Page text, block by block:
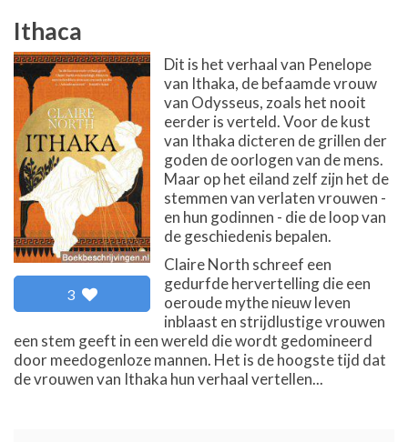
Ithaca
3
Dit is het verhaal van Penelope
van Ithaka, de befaamde vrouw
van Odysseus, zoals het nooit
eerder is verteld. Voor de kust
van Ithaka dicteren de grillen der
goden de oorlogen van de mens.
Maar op het eiland zelf zijn het de
stemmen van verlaten vrouwen -
en hun godinnen - die de loop van
de geschiedenis bepalen.
Claire North schreef een
gedurfde hervertelling die een
oeroude mythe nieuw leven
inblaast en strijdlustige vrouwen
een stem geeft in een wereld die wordt gedomineerd
door meedogenloze mannen. Het is de hoogste tijd dat
de vrouwen van Ithaka hun verhaal vertellen...